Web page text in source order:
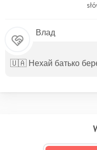
Влад
🇺🇦 Нехай батько